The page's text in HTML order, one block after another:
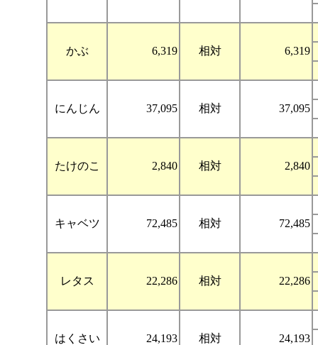
かぶ 6,319 相対 6,319
にんじん 37,095 相対 37,095
たけのこ 2,840 相対 2,840
キャベツ 72,485 相対 72,485
レタス 22,286 相対 22,286
はくさい 24,193 相対 24,193